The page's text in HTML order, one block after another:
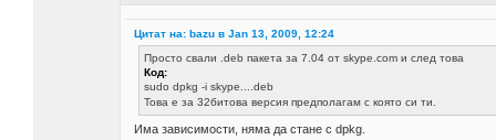
Цитат на: bazu в Jan 13, 2009, 12:24
Просто свали .deb пакета за 7.04 от skype.com и след това
Код:
sudo dpkg -i skype....deb
Това е за 32битова версия предполагам с която си ти.
Има зависимости, няма да стане с dpkg.